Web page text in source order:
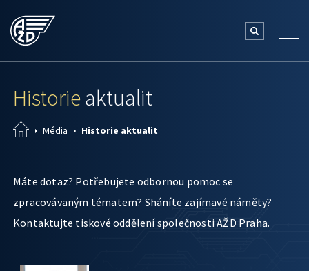
Historieaktualit
Média Historie aktualit
Máte dotaz? Potřebujete odbornou pomoc se
zpracovávaným tématem? Sháníte zajímavé náměty?
Kontaktujte tiskové oddělení společnosti AŽD Praha.